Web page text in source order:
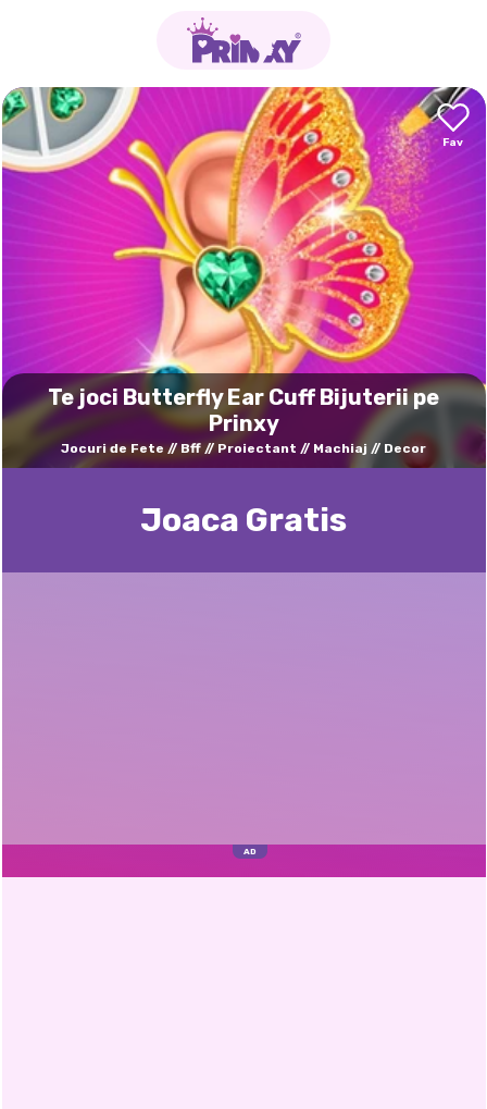
Te joci Butterfly Ear Cuff Bijuterii pe
Prinxy
Jocuri de Fete Bff Proiectant Machiaj Decor
Joaca Gratis